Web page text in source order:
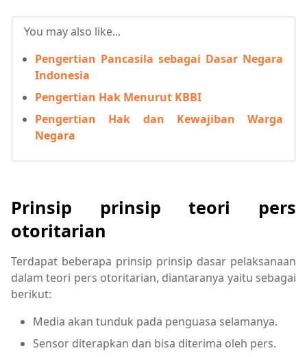
You may also like...
Pengertian Pancasila sebagai Dasar Negara
Indonesia
Pengertian Hak Menurut KBBI
Pengertian Hak dan Kewajiban Warga
Negara
Prinsip prinsip teori pers
otoritarian
Terdapat beberapa prinsip prinsip dasar pelaksanaan
dalam teori pers otoritarian, diantaranya yaitu sebagai
berikut:
Media akan tunduk pada penguasa selamanya.
Sensor diterapkan dan bisa diterima oleh pers.